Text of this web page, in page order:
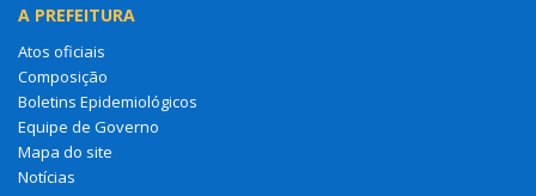
A PREFEITURA
Atos oficiais
Composição
Boletins Epidemiológicos
Equipe de Governo
Mapa do site
Notícias